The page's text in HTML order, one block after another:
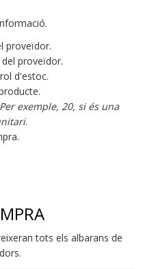
proveïdor.
proveïdor.
d'estoc.
Per exemple, 20, si és una
.
tots els albarans de